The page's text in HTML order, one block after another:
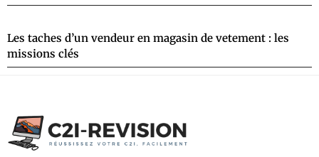
Les taches d’un vendeur en magasin de vetement : les
missions clés